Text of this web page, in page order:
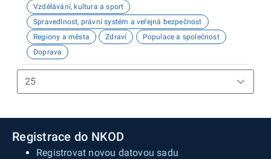
Vzdělávání, kultura a sport
Spravedlnost, právní systém a veřejná bezpečnost
Regiony a města
Zdraví
Populace a společnost
Doprava
Registrace do NKOD
Registrovat novou datovou sadu